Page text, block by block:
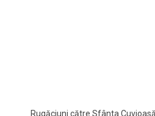
Rugăciuni către Sfânta